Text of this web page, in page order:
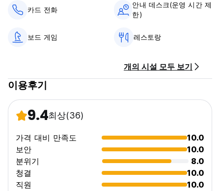
도착 시 현금, 신용카드, 직불카드로 결제하세요.
세금이 포함되어 있습니다.
일반적인:
통금 없음. (Auto-translated from original language)
카드 전화
안내 데스크(운영 시간 제
한)
보드 게임 레스토랑
개의 시설 모두 보기
이용후기
9.4최상(36)
가격 대비 만족도
10.0
보안
10.0
분위기
8.0
청결
10.0
직원
10.0